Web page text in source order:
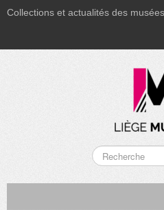
Collections et actualités des